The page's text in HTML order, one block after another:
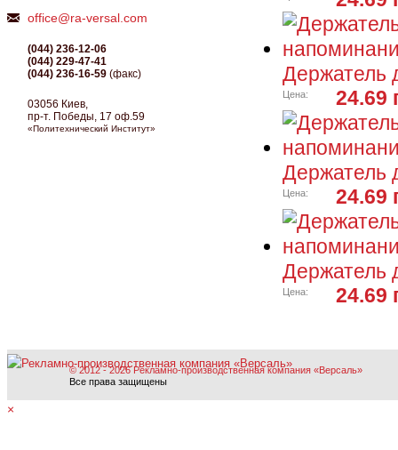
office@ra-versal.com
(044) 236-12-06
(044) 229-47-41
(044) 236-16-59 (факс)
03056 Киев,
пр-т. Победы, 17 оф.59
«Политехнический Институт»
Держатель
Цена: 24.69
Держатель
Цена: 24.69
Держатель
Цена: 24.69
© 2012 - 2026 Рекламно-производственная компания «Версаль»
Все права защищены
×